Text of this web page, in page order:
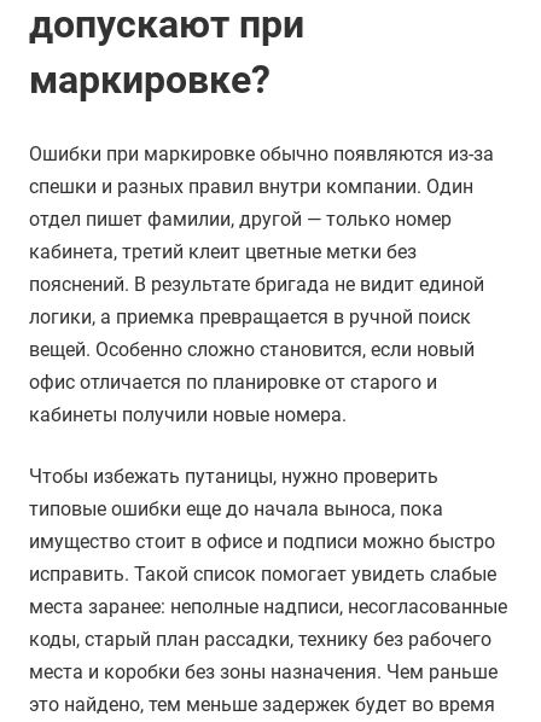
допускают при
маркировке?
Ошибки при маркировке обычно появляются из-за
спешки и разных правил внутри компании. Один
отдел пишет фамилии, другой — только номер
кабинета, третий клеит цветные метки без
пояснений. В результате бригада не видит единой
логики, а приемка превращается в ручной поиск
вещей. Особенно сложно становится, если новый
офис отличается по планировке от старого и
кабинеты получили новые номера.
Чтобы избежать путаницы, нужно проверить
типовые ошибки еще до начала выноса, пока
имущество стоит в офисе и подписи можно быстро
исправить. Такой список помогает увидеть слабые
места заранее: неполные надписи, несогласованные
коды, старый план рассадки, технику без рабочего
места и коробки без зоны назначения. Чем раньше
это найдено, тем меньше задержек будет во время